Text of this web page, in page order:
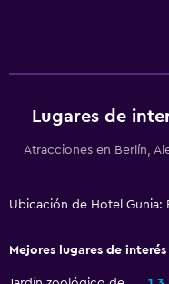
Estacionamiento
Estacionamiento en la
Terraza/patio
Lugares de
Atracciones en Berlín,
Ubicación de Hotel Gunia:
Mejores lugares de interés